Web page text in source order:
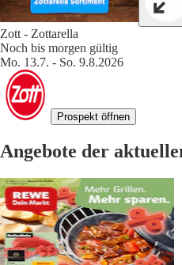
Zott - Zottarella
Noch bis morgen gültig
Mo. 13.7. - So. 9.8.2026
Prospekt öffnen
Angebote der